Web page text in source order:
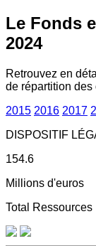
Le Fonds
2024
Retrouvez en
de répartition des
2015 2016 2017
DISPOSITIF
154.6
Millions d'euros
Total Ressources